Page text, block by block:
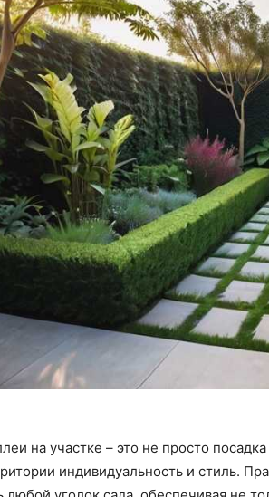
на участке – это не просто
индивидуальность и стиль.